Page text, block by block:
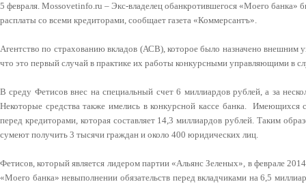
5 февраля. Mossovetinfo.ru – Экс-владелец обанкротившегося «Моего банка»
расплаты со всеми кредиторами, сообщает газета «Коммерсантъ».
Агентство по страхованию вкладов (АСВ), которое было назначено внешним
что это первый случай в практике их работы конкурсными управляющими в
В среду Фетисов внес на специальный счет 6 миллиардов рублей, а за
Некоторые средства также имелись в конкурсной кассе банка. Имеющихся
перед кредиторами, которая составляет 14,3 миллиардов рублей. Таким
сумеют получить 3 тысячи граждан и около 400 юридических лиц.
Фетисов, который является лидером партии «Альянс Зеленых», в феврале
«Моего банка» невыполнении обязательств перед вкладчиками на 6,5